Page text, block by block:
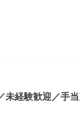
未経験歓迎／手